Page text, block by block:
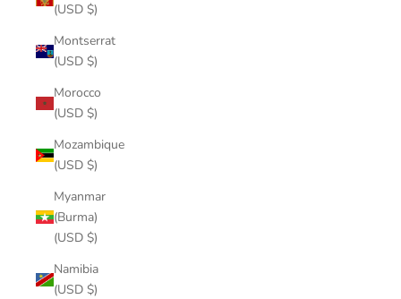
(USD $)
Montserrat
(USD $)
Morocco
(USD $)
Mozambique
(USD $)
Myanmar
(Burma)
(USD $)
Namibia
(USD $)